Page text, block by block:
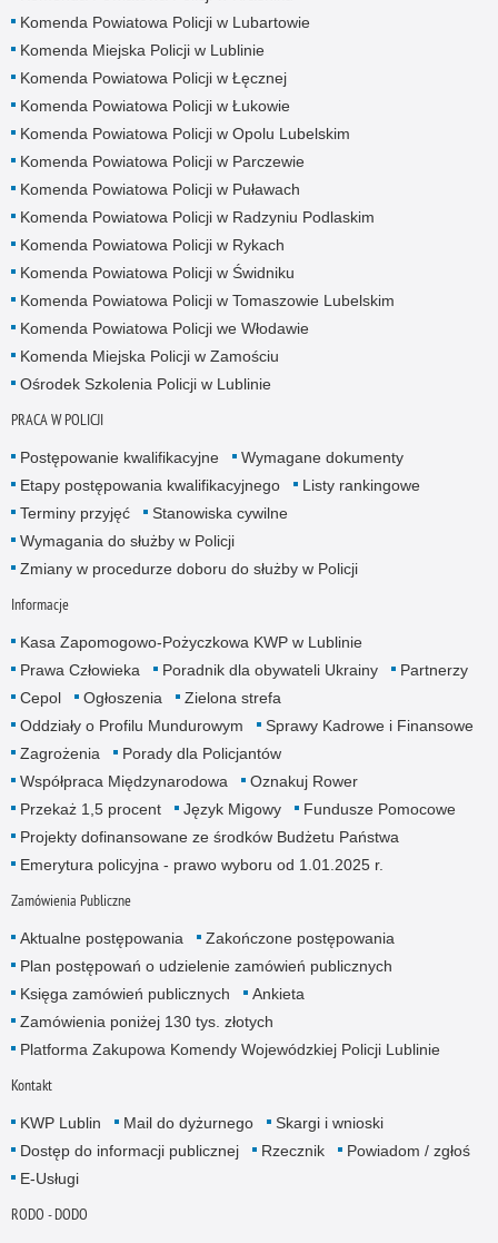
Komenda Powiatowa Policji w Lubartowie
Komenda Miejska Policji w Lublinie
Komenda Powiatowa Policji w Łęcznej
Komenda Powiatowa Policji w Łukowie
Komenda Powiatowa Policji w Opolu Lubelskim
Komenda Powiatowa Policji w Parczewie
Komenda Powiatowa Policji w Puławach
Komenda Powiatowa Policji w Radzyniu Podlaskim
Komenda Powiatowa Policji w Rykach
Komenda Powiatowa Policji w Świdniku
Komenda Powiatowa Policji w Tomaszowie Lubelskim
Komenda Powiatowa Policji we Włodawie
Komenda Miejska Policji w Zamościu
Ośrodek Szkolenia Policji w Lublinie
PRACA W POLICJI
Postępowanie kwalifikacyjne
Wymagane dokumenty
Etapy postępowania kwalifikacyjnego
Listy rankingowe
Terminy przyjęć
Stanowiska cywilne
Wymagania do służby w Policji
Zmiany w procedurze doboru do służby w Policji
Informacje
Kasa Zapomogowo-Pożyczkowa KWP w Lublinie
Prawa Człowieka
Poradnik dla obywateli Ukrainy
Partnerzy
Cepol
Ogłoszenia
Zielona strefa
Oddziały o Profilu Mundurowym
Sprawy Kadrowe i Finansowe
Zagrożenia
Porady dla Policjantów
Współpraca Międzynarodowa
Oznakuj Rower
Przekaż 1,5 procent
Język Migowy
Fundusze Pomocowe
Projekty dofinansowane ze środków Budżetu Państwa
Emerytura policyjna - prawo wyboru od 1.01.2025 r.
Zamówienia Publiczne
Aktualne postępowania
Zakończone postępowania
Plan postępowań o udzielenie zamówień publicznych
Księga zamówień publicznych
Ankieta
Zamówienia poniżej 130 tys. złotych
Platforma Zakupowa Komendy Wojewódzkiej Policji Lublinie
Kontakt
KWP Lublin Mail do dyżurnego
Skargi i wnioski
Dostęp do informacji publicznej
Rzecznik
Powiadom / zgłoś
E-Usługi
RODO - DODO